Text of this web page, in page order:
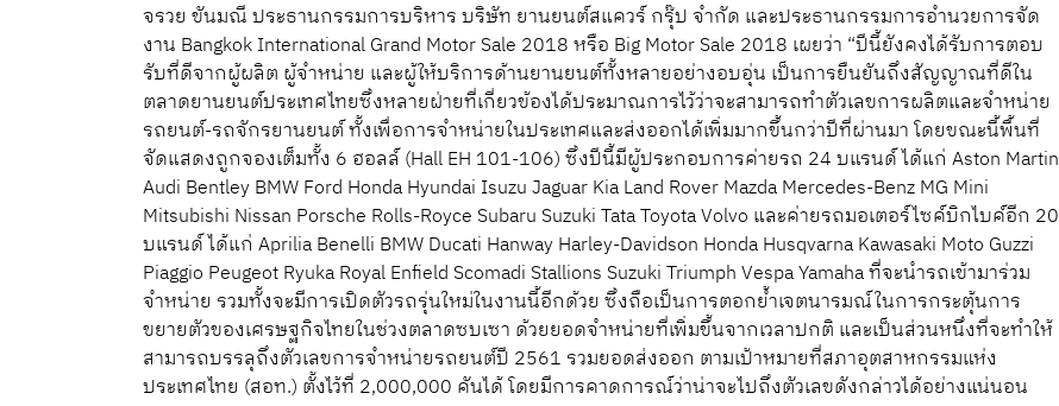
จรวย ขันมณี ประธานกรรมการบริหาร บริษัท ยานยนต์สแควร์ กรุ๊ป จำกัด และประธานกรรมการอำนวยการจัด
งาน Bangkok International Grand Motor Sale 2018 หรือ Big Motor Sale 2018 เผยว่า “ปีนี้ยังคงได้รับการตอบ
รับที่ดีจากผู้ผลิต ผู้จำหน่าย และผู้ให้บริการด้านยานยนต์ทั้งหลายอย่างอบอุ่น เป็นการยืนยันถึงสัญญาณที่ดีใน
ตลาดยานยนต์ประเทศไทยซึ่งหลายฝ่ายที่เกี่ยวข้องได้ประมาณการไว้ว่าจะสามารถทำตัวเลขการผลิตและจำหน่าย
รถยนต์-รถจักรยานยนต์ ทั้งเพื่อการจำหน่ายในประเทศและส่งออกได้เพิ่มมากขึ้นกว่าปีที่ผ่านมา โดยขณะนี้พื้นที่
จัดแสดงถูกจองเต็มทั้ง 6 ฮอลล์ (Hall EH 101-106) ซึ่งปีนี้มีผู้ประกอบการค่ายรถ 24 บแรนด์ ได้แก่ Aston Martin
Audi Bentley BMW Ford Honda Hyundai Isuzu Jaguar Kia Land Rover Mazda Mercedes-Benz MG Mini
Mitsubishi Nissan Porsche Rolls-Royce Subaru Suzuki Tata Toyota Volvo และค่ายรถมอเตอร์ไซค์บิกไบค์อีก 20
บแรนด์ ได้แก่ Aprilia Benelli BMW Ducati Hanway Harley-Davidson Honda Husqvarna Kawasaki Moto Guzzi
Piaggio Peugeot Ryuka Royal Enfield Scomadi Stallions Suzuki Triumph Vespa Yamaha ที่จะนำรถเข้ามาร่วม
จำหน่าย รวมทั้งจะมีการเปิดตัวรถรุ่นใหม่ในงานนี้อีกด้วย ซึ่งถือเป็นการตอกย้ำเจตนารมณ์ในการกระตุ้นการ
ขยายตัวของเศรษฐกิจไทยในช่วงตลาดซบเซา ด้วยยอดจำหน่ายที่เพิ่มขึ้นจากเวลาปกติ และเป็นส่วนหนึ่งที่จะทำให้
สามารถบรรลุถึงตัวเลขการจำหน่ายรถยนต์ปี 2561 รวมยอดส่งออก ตามเป้าหมายที่สภาอุตสาหกรรมแห่ง
ประเทศไทย (สอท.) ตั้งไว้ที่ 2,000,000 คันได้ โดยมีการคาดการณ์ว่าน่าจะไปถึงตัวเลขดังกล่าวได้อย่างแน่นอน